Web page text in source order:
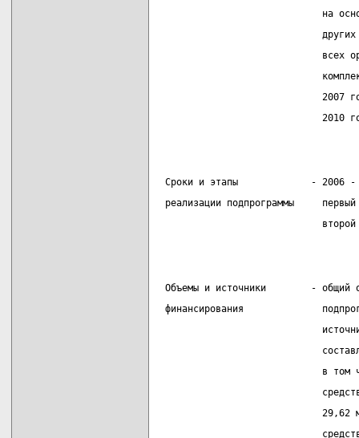
на
всех
2007
2010
Сроки и этапы             - 2006 -
реализации подпрограммы
Объемы и источники        - общий
финансирования
в том
29,62